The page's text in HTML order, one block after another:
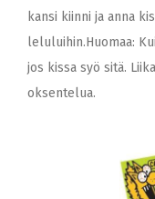
kansi kiinni ja anna
leluluihin.Huomaa:
jos kissa syö sitä.
oksentelua.